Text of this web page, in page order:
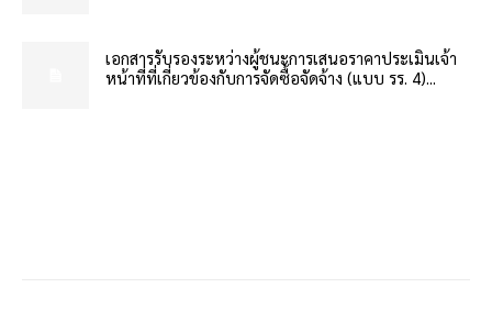
เอกสารรับรองระหว่างผู้ชนะการเสนอราคาประเมินเจ้า
หน้าที่ที่เกี่ยวข้องกับการจัดซื้อจัดจ้าง (แบบ รร. 4)...